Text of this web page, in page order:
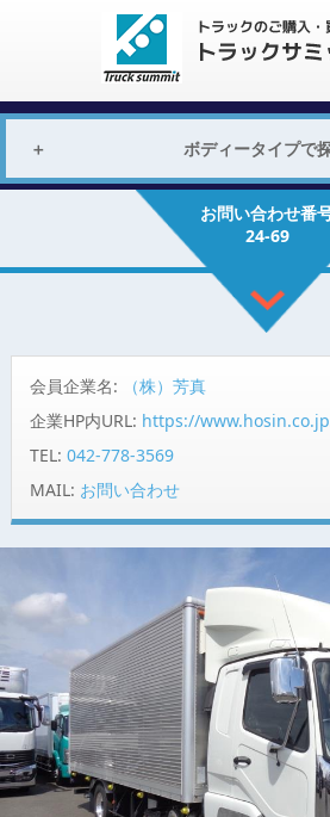
ボディータイプで
お問い合わせ番
24-69
会員企業名:
（株）芳真
企業HP内URL: https://
TEL: 042-778-3569
MAIL: お問い合わせ